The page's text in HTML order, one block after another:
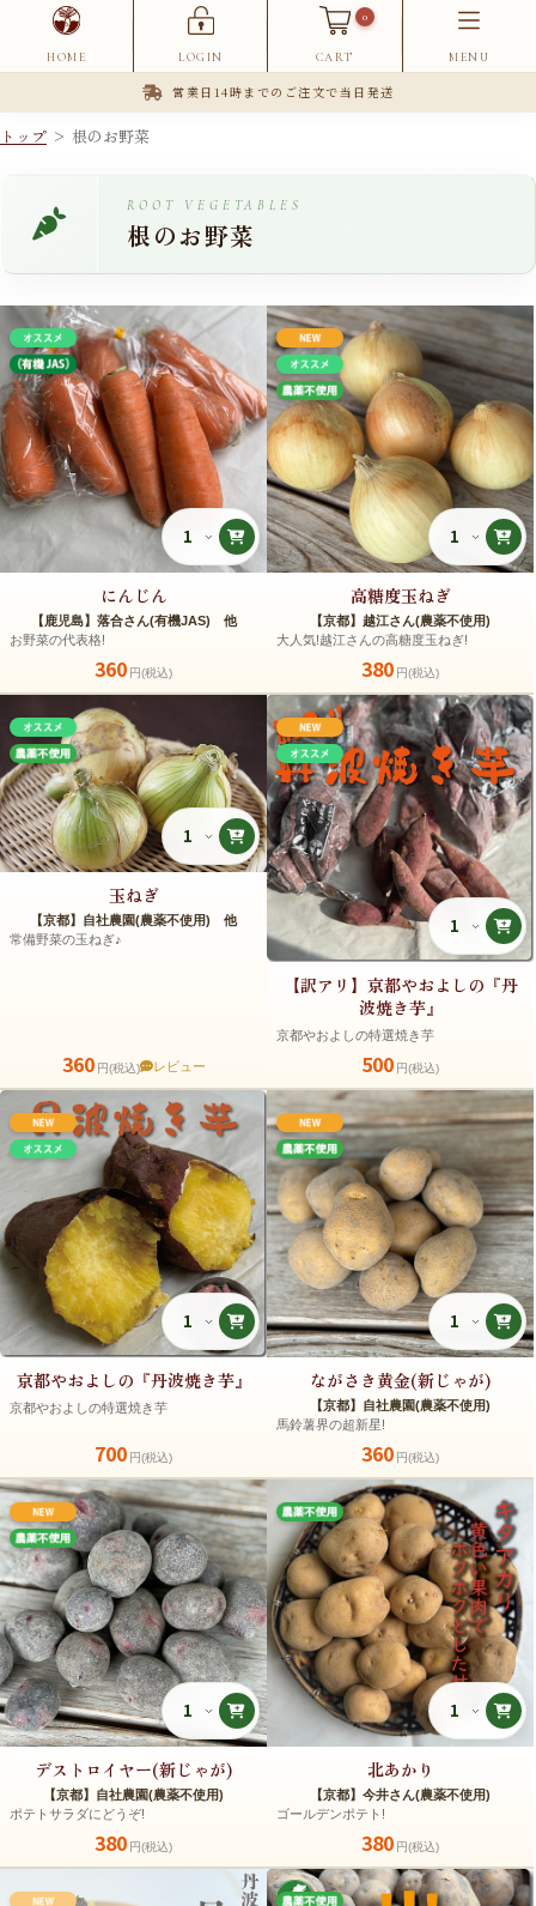
HOME LOGIN CART
0
MENU
営業日14時までのご注文で当日発送
トップ > 根のお野菜
ROOT VEGETABLES
根のお野菜
にんじん
【鹿児島】落合さん(有機JAS) 他
お野菜の代表格!
360 円(税込)
高糖度玉ねぎ
【京都】越江さん(農薬不使用)
大人気!越江さんの高糖度玉ねぎ!
380 円(税込)
玉ねぎ
【京都】自社農園(農薬不使用) 他
常備野菜の玉ねぎ♪
360 円(税込) レビュー
【訳アリ】京都やおよしの『丹
波焼き芋』
京都やおよしの特選焼き芋
500 円(税込)
京都やおよしの『丹波焼き芋』
京都やおよしの特選焼き芋
700 円(税込)
ながさき黄金(新じゃが)
【京都】自社農園(農薬不使用)
馬鈴薯界の超新星!
360 円(税込)
デストロイヤー(新じゃが)
【京都】自社農園(農薬不使用)
ポテトサラダにどうぞ!
380 円(税込)
北あかり
【京都】今井さん(農薬不使用)
ゴールデンポテト!
380 円(税込)